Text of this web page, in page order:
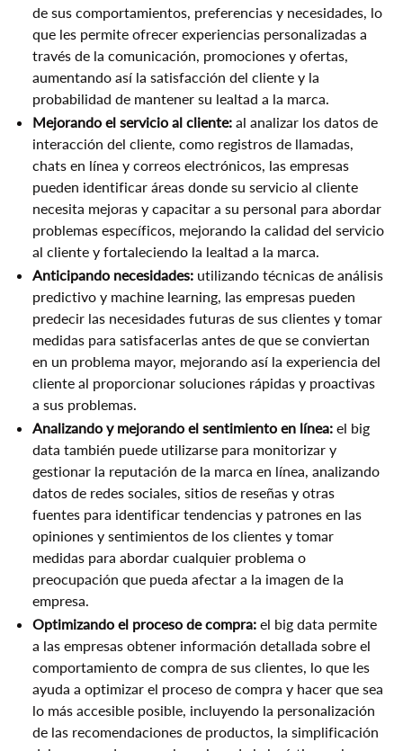
de sus comportamientos, preferencias y necesidades, lo
que les permite ofrecer experiencias personalizadas a
través de la comunicación, promociones y ofertas,
aumentando así la satisfacción del cliente y la
probabilidad de mantener su lealtad a la marca.
Mejorando el servicio al cliente: al analizar los datos de
interacción del cliente, como registros de llamadas,
chats en línea y correos electrónicos, las empresas
pueden identificar áreas donde su servicio al cliente
necesita mejoras y capacitar a su personal para abordar
problemas específicos, mejorando la calidad del servicio
al cliente y fortaleciendo la lealtad a la marca.
Anticipando necesidades: utilizando técnicas de análisis
predictivo y machine learning, las empresas pueden
predecir las necesidades futuras de sus clientes y tomar
medidas para satisfacerlas antes de que se conviertan
en un problema mayor, mejorando así la experiencia del
cliente al proporcionar soluciones rápidas y proactivas
a sus problemas.
Analizando y mejorando el sentimiento en línea: el big
data también puede utilizarse para monitorizar y
gestionar la reputación de la marca en línea, analizando
datos de redes sociales, sitios de reseñas y otras
fuentes para identificar tendencias y patrones en las
opiniones y sentimientos de los clientes y tomar
medidas para abordar cualquier problema o
preocupación que pueda afectar a la imagen de la
empresa.
Optimizando el proceso de compra: el big data permite
a las empresas obtener información detallada sobre el
comportamiento de compra de sus clientes, lo que les
ayuda a optimizar el proceso de compra y hacer que sea
lo más accesible posible, incluyendo la personalización
de las recomendaciones de productos, la simplificación